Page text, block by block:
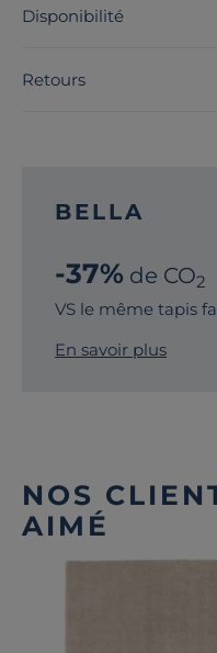
Disponibilité
Retours
BELLA
-37% de CO2
VS le même tapis
En savoir plus
NOS
AIMÉ